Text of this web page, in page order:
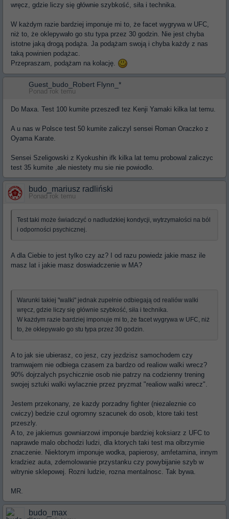
wręcz, gdzie liczy się głównie szybkość, siła i technika.
W każdym razie bardziej imponuje mi to, że facet wygrywa w UFC,
niż to, że oklepywało go stu typa przez 30 godzin. Nie jest chyba
istotne jaką drogą podąża. Ja podążam swoją i chyba każdy z nas
taką powinien podążac.
Przepraszam, podążam na kolację.
Guest_budo_Robert Flynn_*
Ponad rok temu
Do Maxa. Test 100 kumite przeszedl tez Kenji Yamaki kilka lat temu.
A u nas w Polsce test 50 kumite zaliczyl sensei Roman Oraczko z
Oyama Karate.
Sensei Szeligowski z Kyokushin ifk kilka lat temu probowal zaliczyc
test 35 kumite ,ale niestety mu sie nie powiodlo.
budo_mariusz radliński
Ponad rok temu
Test taki może świadczyć o nadludzkiej kondycji, wytrzymałości na ból
i odporności psychicznej.
A dla Ciebie to jest tylko czy az? I od razu powiedz jakie masz ile
masz lat i jakie masz doswiadczenie w MA?
Warunki takiej "walki" jednak zupełnie odbiegają od realiów walki
wręcz, gdzie liczy się głównie szybkość, siła i technika.
W każdym razie bardziej imponuje mi to, że facet wygrywa w UFC, niż
to, że oklepywało go stu typa przez 30 godzin.
A to jak sie ubierasz, co jesz, czy jezdzisz samochodem czy
tramwajem nie odbiega czasem za bardzo od realiow walki wrecz?
90% dojrzalych psychicznie osob nie patrzy na codzienny trening
swojej sztuki walki wylacznie przez pryzmat "realiow walki wrecz".
Jestem przekonany, ze kazdy porzadny fighter (niezaleznie co
cwiczy) bedzie czul ogromny szacunek do osob, ktore taki test
przeszly.
A to, ze jakiemus gowniarzowi imponuje bardziej koksiarz z UFC to
naprawde malo obchodzi ludzi, dla ktorych taki test ma olbrzymie
znaczenie. Niektorym imponuje wodka, papierosy, amfetamina, innym
kradziez auta, zdemolowanie przystanku czy powybijanie szyb w
witrynie sklepowej. Rozni ludzie, rozna mentalnosc. Tak bywa.
MR.
budo_max